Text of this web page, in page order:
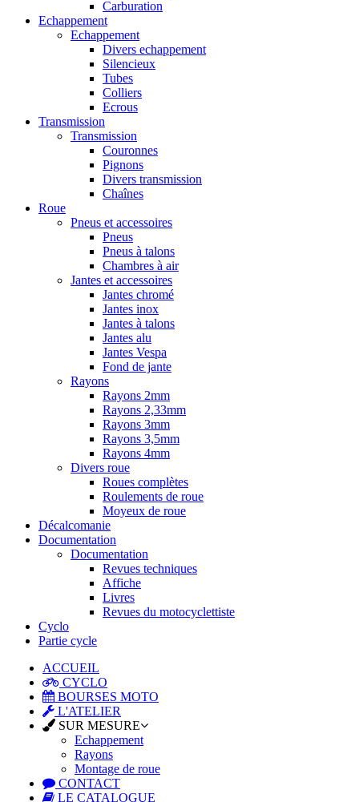
Carburation
Echappement
Echappement
Divers echappement
Silencieux
Tubes
Colliers
Ecrous
Transmission
Transmission
Couronnes
Pignons
Divers transmission
Chaînes
Roue
Pneus et accessoires
Pneus
Pneus à talons
Chambres à air
Jantes et accessoires
Jantes chromé
Jantes inox
Jantes à talons
Jantes alu
Jantes Vespa
Fond de jante
Rayons
Rayons 2mm
Rayons 2,33mm
Rayons 3mm
Rayons 3,5mm
Rayons 4mm
Divers roue
Roues complètes
Roulements de roue
Moyeux de roue
Décalcomanie
Documentation
Documentation
Revues techniques
Affiche
Livres
Revues du motocyclettiste
Cyclo
Partie cycle
ACCUEIL
CYCLO
BOURSES MOTO
L'ATELIER
SUR MESURE
Echappement
Rayons
Montage de roue
CONTACT
LE CATALOGUE